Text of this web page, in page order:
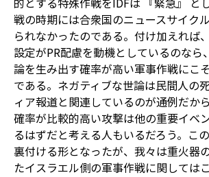
戦の時期には合衆国のニュースサイク
られなかったのである。付け加えれば
設定がPR配慮を動機としているのなら
論を生み出す確率が高い軍事作戦にこ
である。ネガティブな世論は民間人の
ィア報道と関連しているのが通例だか
確率が比較的高い攻撃は他の重要イベ
るはずだと考える人もいるだろう。こ
裏付ける形となったが、我々は重火器
たイスラエル側の軍事作戦に関しては